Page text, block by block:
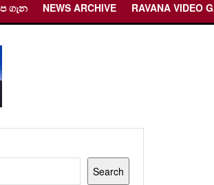
ගැන NEWS ARCHIVE RAVANA VIDEO
Search